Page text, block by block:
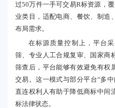
过50万件一手可交易R标资源，
业类目，适配电商、餐饮、制造
布局需求。
在标源质量控制上，平台
筛、专业人工合规复审、国家商
筛查后，平台能够有效避免有权
交易。这一模式与部分平台“多
直连权利人有助于降低商标中间
标法律状态。